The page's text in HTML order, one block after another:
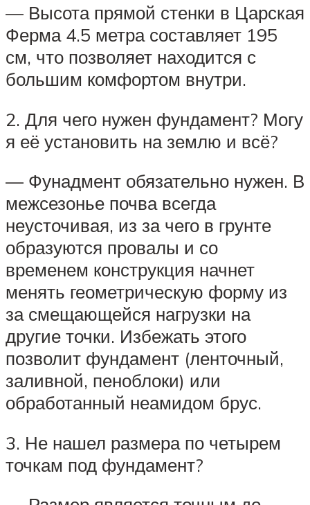
— Высота прямой стенки в Царская
Ферма 4.5 метра составляет 195
см, что позволяет находится с
большим комфортом внутри.
2. Для чего нужен фундамент? Могу
я её установить на землю и всё?
— Фунадмент обязательно нужен. В
межсезонье почва всегда
неусточивая, из за чего в грунте
образуются провалы и со
временем конструкция начнет
менять геометрическую форму из
за смещающейся нагрузки на
другие точки. Избежать этого
позволит фундамент (ленточный,
заливной, пеноблоки) или
обработанный неамидом брус.
3. Не нашел размера по четырем
точкам под фундамент?